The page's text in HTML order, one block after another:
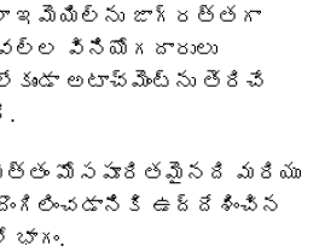
ఇమెయిల్‌ను జాగ్రత్తగా
వినియోగదారులు
అటాచ్‌మెంట్‌ను తెరిచే
మోసపూరితమైనది మరియు
ఉద్దేశించిన